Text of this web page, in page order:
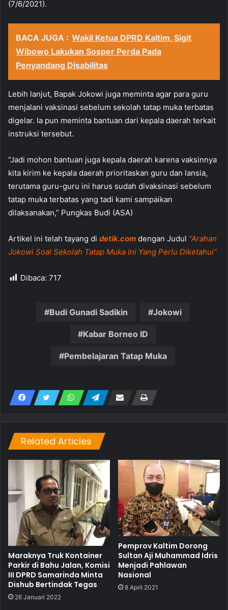
(7/6/2021).
BACA JUGA : Wakil Ketua DPRD Kaltim, Sigit
Wibowo Lakukan Sosper Perda Pada
Penyandang Disabilitas
Lebih lanjut, Bapak Jokowi juga meminta agar para guru
menjalani vaksinasi sebelum sekolah tatap muka terbatas
digelar. Ia pun meminta bantuan dari kepala daerah terkait
instruksi tersebut.
“Jadi mohon bantuan juga kepala daerah karena vaksinnya
kita kirim ke kepala daerah prioritaskan guru dan lansia,
terutama guru-guru ini harus sudah divaksinasi sebelum
tatap muka terbatas yang tadi kami sampaikan
dilaksanakan,” Pungkas Budi (ASA)
Artikel ini telah tayang di detik.com dengan Judul “Arahan
Jokowi Soal Sekolah Tatap Muka Ini Yang Perlu Diketahui”
Dibaca: 717
Budi Gunadi Sadikin Jokowi
Kabar Borneo ID
Pembelajaran Tatap Muka
Related Articles
Maraknya Truk Kontainer
Parkir di Bahu Jalan, Komisi
III DPRD Samarinda Minta
Dishub Bertindak Tegas
26 Januari 2022
Pemprov Kaltim Dorong
Sultan Aji Muhammad Idris
Menjadi Pahlawan
Nasional
8 April 2021